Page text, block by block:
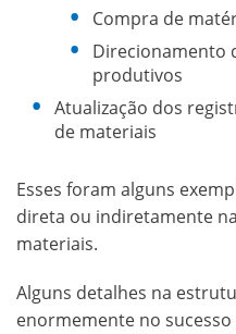
Compra de
Direcionamento
produtivos
Atualização dos
de materiais
Esses foram alguns
direta ou indiretamente
materiais.
Alguns detalhes na
enormemente no